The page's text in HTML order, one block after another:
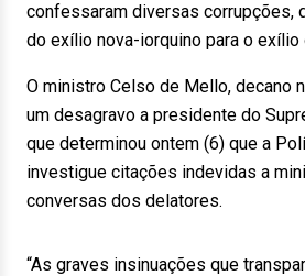
confessaram diversas corrupções,
do exílio nova-iorquino para o exílio
O ministro Celso de Mello, decano
um desagravo a presidente do
que determinou ontem (6) que a
investigue citações indevidas a
conversas dos delatores.
“As graves insinuações que